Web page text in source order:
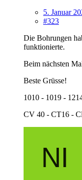
5. Januar
#323
Die Bohrungen
funktionierte.
Beim nächsten
Beste Grüsse!
1010 - 1019 -
CV 40 - CT16 -